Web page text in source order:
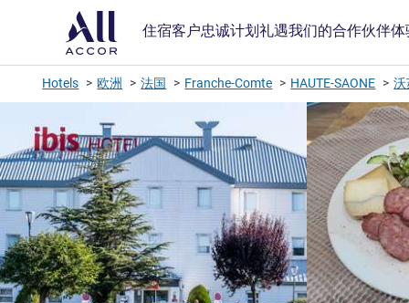
住宿客户忠诚计划礼遇我们的合作伙伴体
Hotels 欧洲 法国 Franche-Comte HAUTE-SAONE 沃